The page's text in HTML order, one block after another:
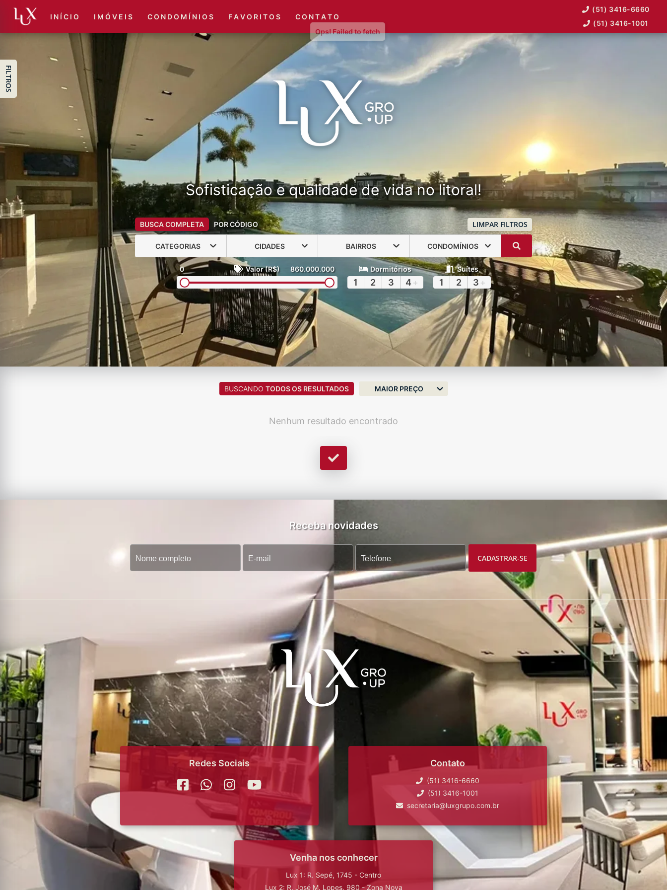
(51) 3416-6660
I N Í C I O I M Ó V E I S C O N D O M Í N I O S F A V O R I T O S C O N T A T O
(51) 3416-6660
(51) 3416-1001
Sofisticação e qualidade de vida no litoral!
BUSCA COMPLETA POR CÓDIGO LIMPAR FILTROS
CATEGORIAS CIDADES BAIRROS CONDOMÍNIOS
0 Valor (R$) 860.000.000 Dormitórios
1 2 3 4 +
Suítes
1 2 3 +
FILTROS
BUSCANDO TODOS OS RESULTADOS MAIOR PREÇO
Nenhum resultado encontrado
Receba novidades
CADASTRAR-SE
Redes Sociais Contato
(51) 3416-6660
(51) 3416-1001
secretaria@luxgrupo.com.br
Venha nos conhecer
Lux 1: R. Sepé, 1745 - Centro
Lux 2: R. José M. Lopes, 980 - Zona Nova